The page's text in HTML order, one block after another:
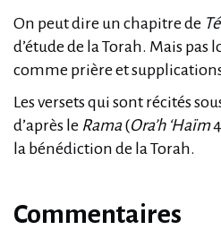
On peut dire un chapitre de
d’étude de la Torah. Mais pas
comme prière et
Les versets qui sont récités
d’après le Rama(Ora’h ‘Haïm
la bénédiction de la Torah.
Commentaires